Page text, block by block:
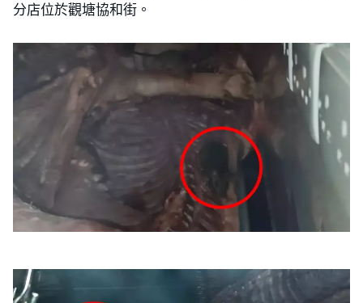
分店位於觀塘協和街。